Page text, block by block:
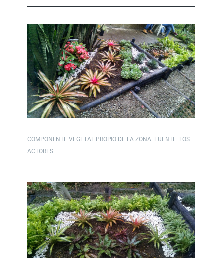
COMPONENTE VEGETAL PROPIO DE LA ZONA. FUENTE: LOS
ACTORES